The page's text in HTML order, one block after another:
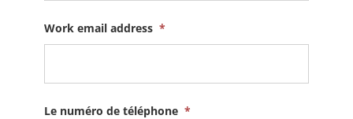
Work email address *
Le numéro de téléphone *